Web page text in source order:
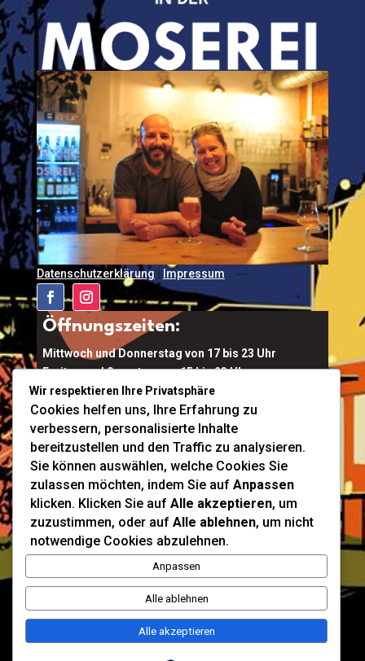
Datenschutzerklärung | Impressum
Öffnungszeiten:
Mittwoch und Donnerstag von 17 bis 23 Uhr
Freitag und Samstag von 15 bis 23 Uhr
Kalkofen 6a, 4644 Scharnstein
Ort Buchen
Tel:0664 911 5829
Mail: conti@diemoserei.at
Infos & Buchen
Wir respektieren Ihre Privatsphäre
Cookies helfen uns, Ihre Erfahrung zu
verbessern, personalisierte Inhalte
bereitzustellen und den Traffic zu analysieren.
Sie können auswählen, welche Cookies Sie
zulassen möchten, indem Sie auf Anpassen
klicken. Klicken Sie auf Alle akzeptieren, um
zuzustimmen, oder auf Alle ablehnen, um nicht
notwendige Cookies abzulehnen.
Anpassen
Alle ablehnen
Alle akzeptieren